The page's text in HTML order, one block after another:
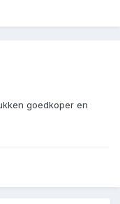
goedkoper en